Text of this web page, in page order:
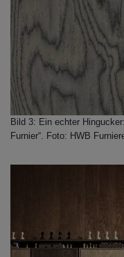
Bild 3: Ein echter
Furnier“. Foto: HWB